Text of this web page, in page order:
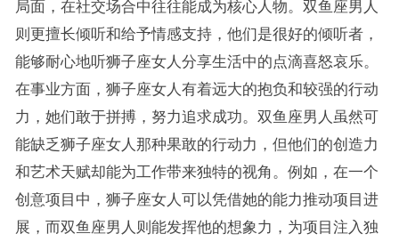
局面，在社交场合中往往能成为核心人物。双鱼座男人
则更擅长倾听和给予情感支持，他们是很好的倾听者，
能够耐心地听狮子座女人分享生活中的点滴喜怒哀乐。
在事业方面，狮子座女人有着远大的抱负和较强的行动
力，她们敢于拼搏，努力追求成功。双鱼座男人虽然可
能缺乏狮子座女人那种果敢的行动力，但他们的创造力
和艺术天赋却能为工作带来独特的视角。例如，在一个
创意项目中，狮子座女人可以凭借她的能力推动项目进
展，而双鱼座男人则能发挥他的想象力，为项目注入独